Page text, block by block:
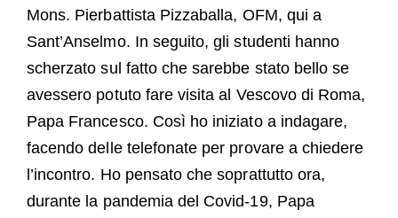
Mons. Pierbattista Pizzaballa, OFM, qui a
Sant’Anselmo. In seguito, gli studenti hanno
scherzato sul fatto che sarebbe stato bello se
avessero potuto fare visita al Vescovo di Roma,
Papa Francesco. Così ho iniziato a indagare,
facendo delle telefonate per provare a chiedere
l’incontro. Ho pensato che soprattutto ora,
durante la pandemia del Covid-19, Papa